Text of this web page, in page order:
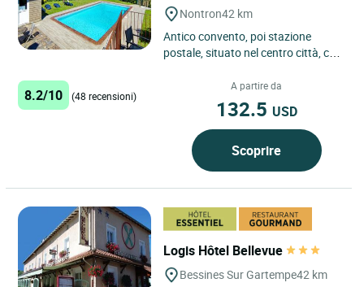
Nontron42 km
Antico convento, poi stazione
postale, situato nel centro città, con
all’interno dell’hotel....
8.2/10 (48 recensioni)
A partire da
132.5 USD
Scoprire
Logis Hôtel Bellevue
Bessines Sur Gartempe42 km